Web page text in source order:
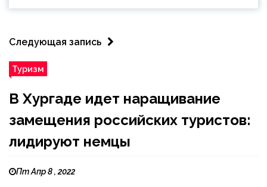
Следующая запись
Туризм
В Хургаде идет наращивание
замещения российских туристов:
лидируют немцы
Пт Апр 8 , 2022